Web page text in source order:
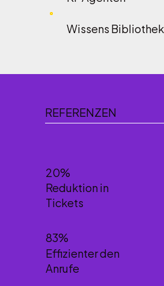
Wissens Bibliothek
REFERENZEN
20%
Reduktion in
Tickets
83%
Effizienter den
Anrufe